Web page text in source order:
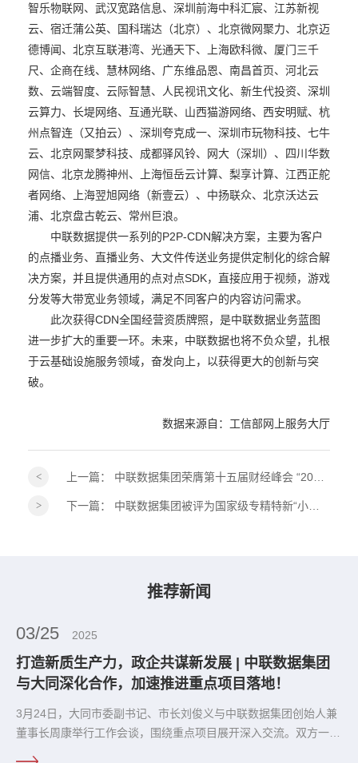
智乐物联网、武汉宽路信息、深圳前海中科汇宸、江苏新视
云、宿迁蒲公英、国科瑞达（北京）、北京微网聚力、北京迈
德博闻、北京互联港湾、光通天下、上海欧科微、厦门三千
尺、企商在线、慧林网络、广东维品恩、南昌首页、河北云
数、云端智度、云际智慧、人民视讯文化、新生代投资、深圳
云算力、长堤网络、互通光联、山西猫游网络、西安明赋、杭
州点智连（又拍云）、深圳夸克成一、深圳市玩物科技、七牛
云、北京网聚梦科技、成都驿风铃、网大（深圳）、四川华数
网信、北京龙腾神州、上海恒岳云计算、梨享计算、江西正舵
者网络、上海翌旭网络（新壹云）、中扬联众、北京沃达云
浦、北京盘古乾云、常州巨浪。
中联数据提供一系列的P2P-CDN解决方案，主要为客户
的点播业务、直播业务、大文件传送业务提供定制化的综合解
决方案，并且提供通用的点对点SDK，直接应用于视频，游戏
分发等大带宽业务领域，满足不同客户的内容访问需求。
此次获得CDN全国经营资质牌照，是中联数据业务蓝图
进一步扩大的重要一环。未来，中联数据也将不负众望，扎根
于云基础设施服务领域，奋发向上，以获得更大的创新与突
破。
数据来源自：工信部网上服务大厅
上一篇： 中联数据集团荣膺第十五届财经峰会 “2026ESG 践行典范奖”！
下一篇： 中联数据集团被评为国家级专精特新“小巨人”企业
推荐新闻
03/25 2025
打造新质生产力，政企共谋新发展 | 中联数据集团
与大同深化合作，加速推进重点项目落地！
3月24日，大同市委副书记、市长刘俊义与中联数据集团创始人兼
董事长周康举行工作会谈，围绕重点项目展开深入交流。双方一致